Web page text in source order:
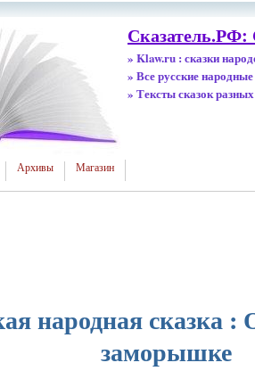
Сказатель.РФ:
» Klaw.ru : сказки
» Все русские народные
» Тексты сказок
Архивы Магазин
народная сказка :
заморышке